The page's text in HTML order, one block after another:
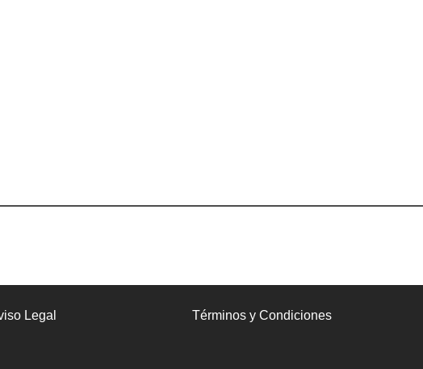
Legal Términos y Condiciones